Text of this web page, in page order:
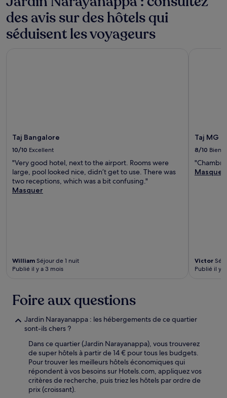
conditions
supplémentaires
peuvent
s’appliquer.
des avis sur des hôtels qui
séduisent les voyageurs
Taj Bangalore
10/10 Excellent
"Very good hotel, next to the airport. Rooms were
large, pool looked nice, didn’t get to use. There was
two receptions, which was a bit confusing."
Masquer
William Séjour de 1 nuit
Publié il y a 3 mois
Taj MG
8/10 Bien
Masquer
Victor
Publié il y
Foire aux questions
Jardin Narayanappa : les hébergements de ce quartier
sont-ils chers ?
Dans ce quartier (Jardin Narayanappa), vous trouverez
de super hôtels à partir de 14 € pour tous les budgets.
Pour trouver les meilleurs hôtels économiques qui
répondent à vos besoins sur Hotels.com, appliquez vos
critères de recherche, puis triez les hôtels par ordre de
prix (croissant).